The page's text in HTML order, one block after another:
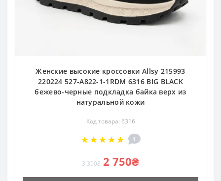
Женские высокие кроссовки Allsy 215993
220224 527-A822-1-1RDM 6316 BIG BLACK
бежево-черные подкладка байка верх из
натуральной кожи
Код товара: 6316
1
3 390₴ 2 750₴